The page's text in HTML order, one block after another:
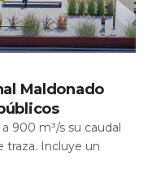
Maldonado
900 m³/s su caudal
traza. Incluye un